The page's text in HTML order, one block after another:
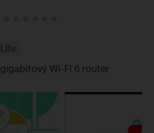
Wi-Fi 6 router